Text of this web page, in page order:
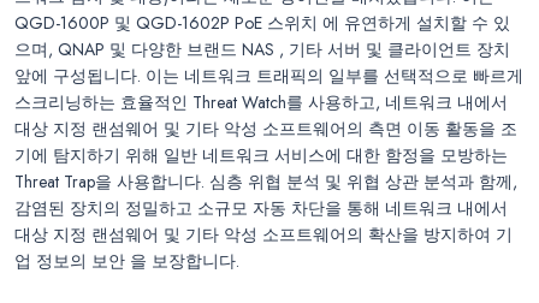
QGD-1600P 및 QGD-1602P PoE 스위치 에 유연하게 설치할 수 있
으며, QNAP 및 다양한 브랜드 NAS , 기타 서버 및 클라이언트 장치
앞에 구성됩니다. 이는 네트워크 트래픽의 일부를 선택적으로 빠르게
스크리닝하는 효율적인 Threat Watch를 사용하고, 네트워크 내에서
대상 지정 랜섬웨어 및 기타 악성 소프트웨어의 측면 이동 활동을 조
기에 탐지하기 위해 일반 네트워크 서비스에 대한 함정을 모방하는
Threat Trap을 사용합니다. 심층 위협 분석 및 위협 상관 분석과 함께,
감염된 장치의 정밀하고 소규모 자동 차단을 통해 네트워크 내에서
대상 지정 랜섬웨어 및 기타 악성 소프트웨어의 확산을 방지하여 기
업 정보의 보안 을 보장합니다.